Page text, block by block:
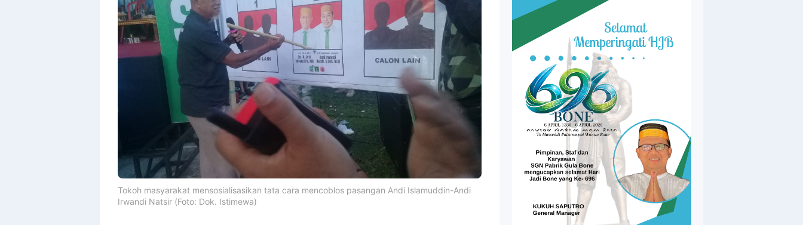
Tokoh masyarakat mensosialisasikan tata cara mencoblos pasangan Andi Islamuddin-Andi
Irwandi Natsir (Foto: Dok. Istimewa)